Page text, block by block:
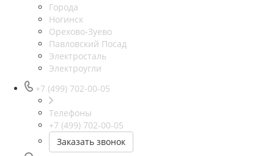
Города
Ногинск
Орехово-Зуево
Павловский Посад
Электросталь
Электроугли
+7 (499) 702-00-05
Телефоны
+7 (499) 702-00-05
Заказать звонок